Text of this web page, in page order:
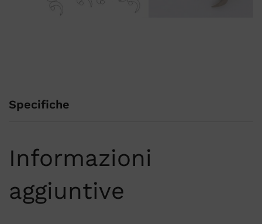
Specifiche
Informazioni
aggiuntive